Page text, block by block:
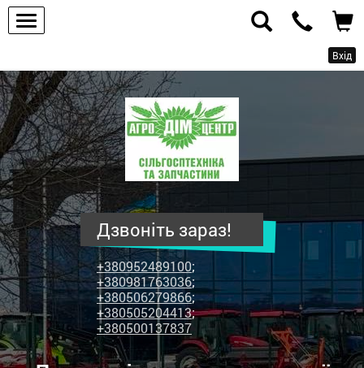
Вхід
ПП
"Агродім-
центр"
-
продаж
сільськогосподарської
техніки
та
запчастин
Дзвоніть зараз!
+380952489100;
+380981763036;
+380506279866;
+380505204413;
+380500137837